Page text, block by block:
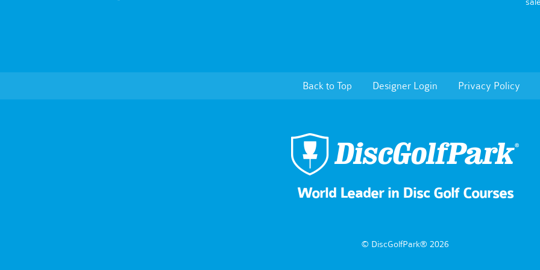
Back to Top Designer Login Privacy Policy
World Leader in Disc Golf Courses
© DiscGolfPark® 2026